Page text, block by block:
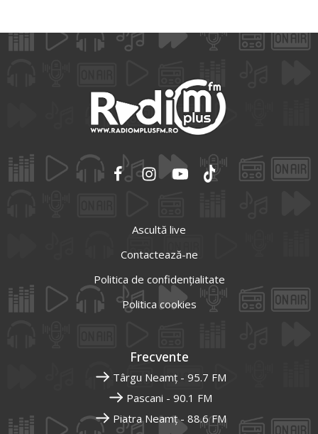
Ascultă live
Contactează-ne
Politica de confidențialitate
Politica cookies
Frecvente
Târgu Neamț - 95.7 FM
Pascani - 90.1 FM
Piatra Neamț - 88.6 FM